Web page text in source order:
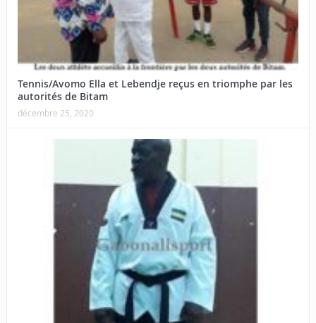
Tennis/Avomo Ella et Lebendje reçus en triomphe par les
autorités de Bitam
décembre 25, 2020